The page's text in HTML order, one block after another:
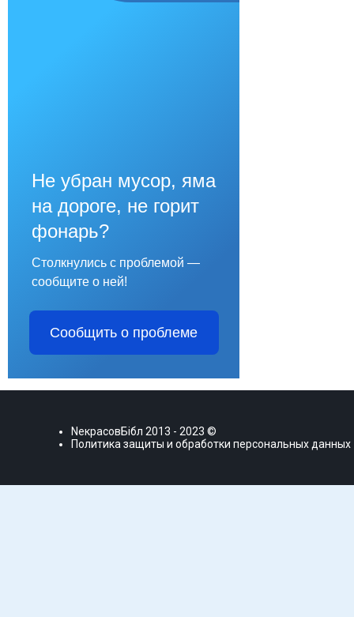
Не убран мусор, яма
на дороге, не горит
фонарь?
Столкнулись с проблемой —
сообщите о ней!
Сообщить о проблеме
NекрасовБiбл 2013 - 2023 ©
Политика защиты и обработки персональных данных